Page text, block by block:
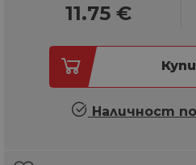
11.75 €
Наличност